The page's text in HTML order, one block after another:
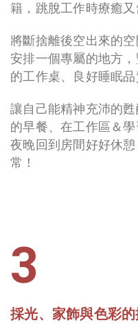
籍，跳脫工作時療癒又
將斷捨離後空出來的
安排一個專屬的地方
的工作桌、良好睡眠品
讓自己能精神充沛的
的早餐、在工作區＆
夜晚回到房間好好休
常！
3
採光、家飾與色彩